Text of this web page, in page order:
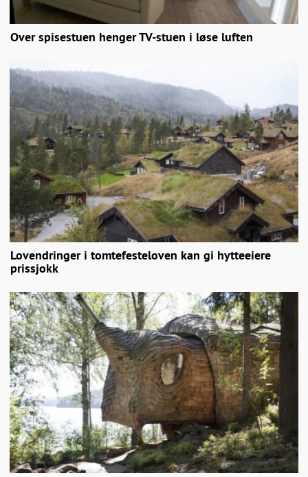
Over spisestuen henger TV-stuen i løse luften
Lovendringer i tomtefesteloven kan gi hytteeiere
prissjokk